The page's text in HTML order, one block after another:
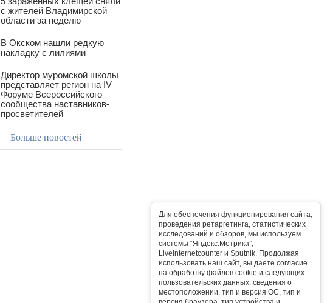
Для обеспечения функционирования сайта,
проведения ретаргетинга, статистических
исследований и обзоров, мы используем
системы “Яндекс.Метрика”,
LiveInternetcounter и Sputnik. Продолжая
использовать наш сайт, вы даете согласие
на обработку файлов cookie и следующих
пользовательских данных: сведения о
местоположении, тип и версия ОС, тип и
с жителей Владимирской
области за неделю
В Окском нашли редкую
накладку с лилиями
Директор муромской школы
представляет регион на IV
Форуме Всероссийского
сообщества наставников-
просветителей
Больше новостей